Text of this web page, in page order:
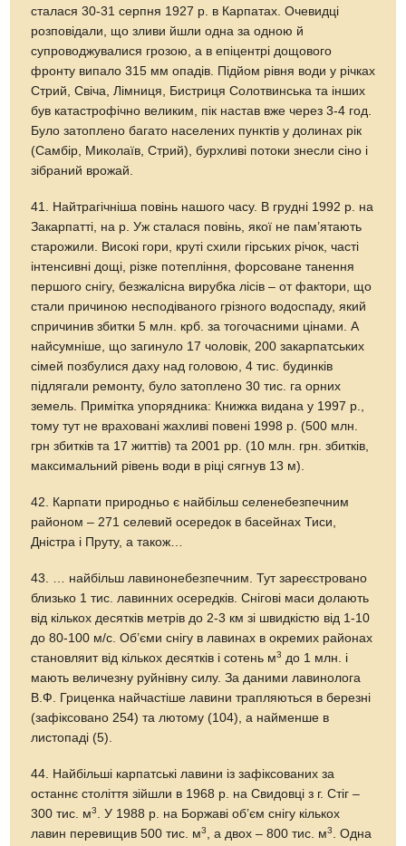
сталася 30-31 серпня 1927 р. в Карпатах. Очевидці
розповідали, що зливи йшли одна за одною й
супроводжувалися грозою, а в епіцентрі дощового
фронту випало 315 мм опадів. Підйом рівня води у річках
Стрий, Свіча, Лімниця, Бистриця Солотвинська та інших
був катастрофічно великим, пік настав вже через 3-4 год.
Було затоплено багато населених пунктів у долинах рік
(Самбір, Миколаїв, Стрий), бурхливі потоки знесли сіно і
зібраний врожай.
41. Найтрагічніша повінь нашого часу. В грудні 1992 р. на
Закарпатті, на р. Уж сталася повінь, якої не пам’ятають
старожили. Високі гори, круті схили гірських річок, часті
інтенсивні дощі, різке потепління, форсоване танення
першого снігу, безжалісна вирубка лісів – от фактори, що
стали причиною несподіваного грізного водоспаду, який
спричинив збитки 5 млн. крб. за тогочасними цінами. А
найсумніше, що загинуло 17 чоловік, 200 закарпатських
сімей позбулися даху над головою, 4 тис. будинків
підлягали ремонту, було затоплено 30 тис. га орних
земель. Примітка упорядника: Книжка видана у 1997 р.,
тому тут не враховані жахливі повені 1998 р. (500 млн.
грн збитків та 17 життів) та 2001 рр. (10 млн. грн. збитків,
максимальний рівень води в ріці сягнув 13 м).
42. Карпати природньо є найбільш селенебезпечним
районом – 271 селевий осередок в басейнах Тиси,
Дністра і Пруту, а також…
43. … найбільш лавинонебезпечним. Тут зареєстровано
близько 1 тис. лавинних осередків. Снігові маси долають
від кількох десятків метрів до 2-3 км зі швидкістю від 1-10
до 80-100 м/с. Об’єми снігу в лавинах в окремих районах
становляит від кількох десятків і сотень м3 до 1 млн. і
мають величезну руйнівну силу. За даними лавинолога
В.Ф. Гриценка найчастіше лавини трапляються в березні
(зафіксовано 254) та лютому (104), а найменше в
листопаді (5).
44. Найбільші карпатські лавини із зафіксованих за
останнє століття зійшли в 1968 р. на Свидовці з г. Стіг –
300 тис. м3. У 1988 р. на Боржаві об’єм снігу кількох
лавин перевищив 500 тис. м3, а двох – 800 тис. м3. Одна